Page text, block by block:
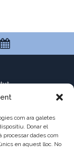
com ara galetes
Donar el
dades com
en aquest lloc. No